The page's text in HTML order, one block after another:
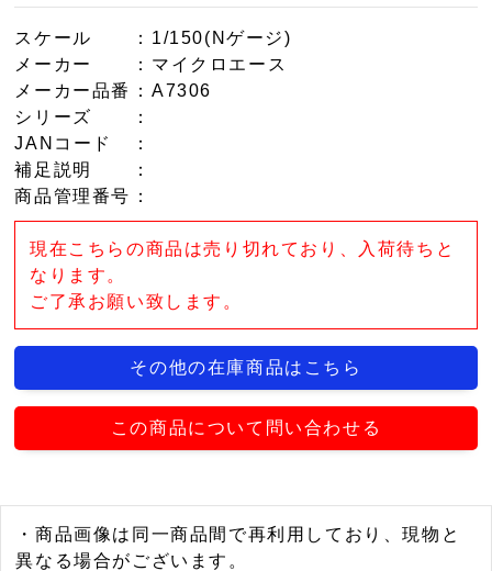
スケール
：1/150(Nゲージ)
メーカー
：マイクロエース
メーカー品番
：A7306
シリーズ
：
JANコード
：
補足説明
：
商品管理番号 ：
現在こちらの商品は売り切れており、入荷待ちと
なります。
ご了承お願い致します。
その他の在庫商品はこちら
この商品について問い合わせる
・商品画像は同一商品間で再利用しており、現物と
異なる場合がございます。